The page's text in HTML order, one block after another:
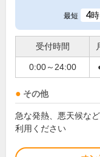
最短 4時
受付時間
0:00～24:00
その他
急な発熱、悪天候な
利用ください